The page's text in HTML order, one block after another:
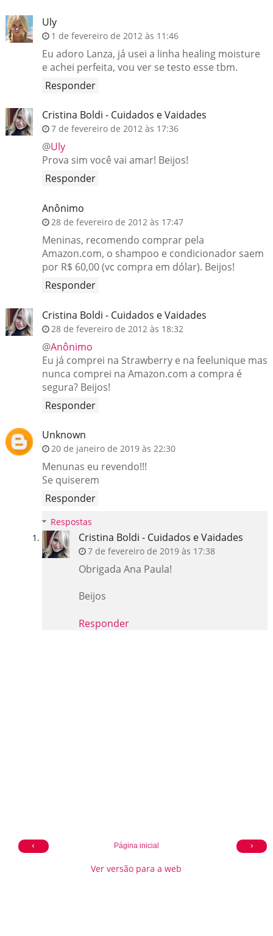
Uly
1 de fevereiro de 2012 às 11:46
Eu adoro Lanza, já usei a linha healing moisture
e achei perfeita, vou ver se testo esse tbm.
Responder
Cristina Boldi - Cuidados e Vaidades
7 de fevereiro de 2012 às 17:36
@Uly
Prova sim você vai amar! Beijos!
Responder
Anônimo
28 de fevereiro de 2012 às 17:47
Meninas, recomendo comprar pela
Amazon.com, o shampoo e condicionador saem
por R$ 60,00 (vc compra em dólar). Beijos!
Responder
Cristina Boldi - Cuidados e Vaidades
28 de fevereiro de 2012 às 18:32
@Anônimo
Eu já comprei na Strawberry e na feelunique mas
nunca comprei na Amazon.com a compra é
segura? Beijos!
Responder
Unknown
20 de janeiro de 2019 às 22:30
Menunas eu revendo!!!
Se quiserem
Responder
Respostas
Cristina Boldi - Cuidados e Vaidades
7 de fevereiro de 2019 às 17:38
Obrigada Ana Paula!
Beijos
Responder
‹ ›
Página inicial
Ver versão para a web